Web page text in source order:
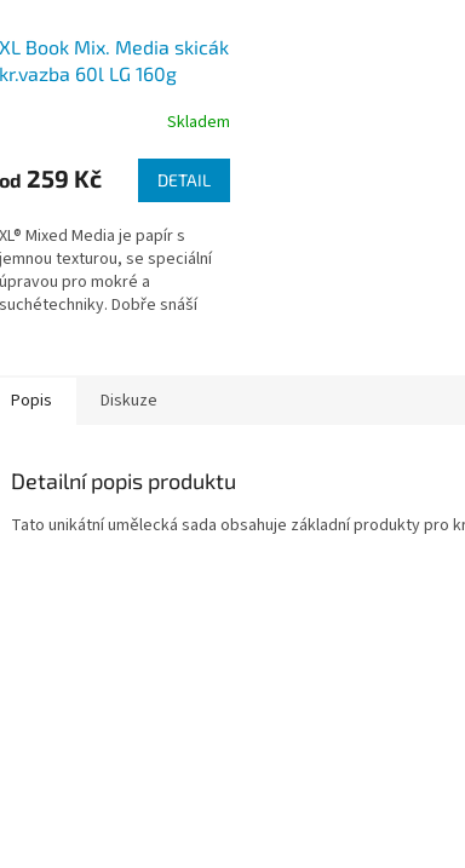
XL Book Mix. Media skicák
kr.vazba 60l LG 160g
Skladem
od 259 Kč DETAIL
XL® Mixed Media je papír s
jemnou texturou, se speciální
úpravou pro mokré a
suchétechniky. Dobře snáší
Popis Diskuze
Detailní popis produktu
Tato unikátní umělecká sada obsahuje základní produkty pro